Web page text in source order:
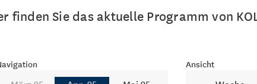
Sie das aktuelle Programm von
Ansicht